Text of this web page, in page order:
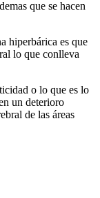
que se hacen
hiperbárica es que
lo que conlleva
o lo que es lo
un deterioro
de las áreas